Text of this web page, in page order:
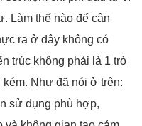
Làm thế nào để cân
ra ở đây không có
trúc không phải là 1 trò
Như đã nói ở trên:
sử dụng phù hợp,